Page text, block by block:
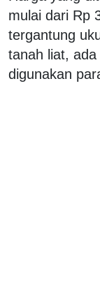
mulai dari Rp
tergantung
tanah liat,
digunakan